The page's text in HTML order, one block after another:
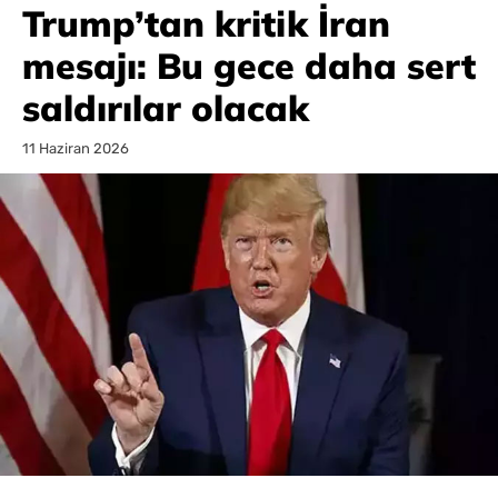
Trump’tan kritik İran
mesajı: Bu gece daha sert
saldırılar olacak
11 Haziran 2026